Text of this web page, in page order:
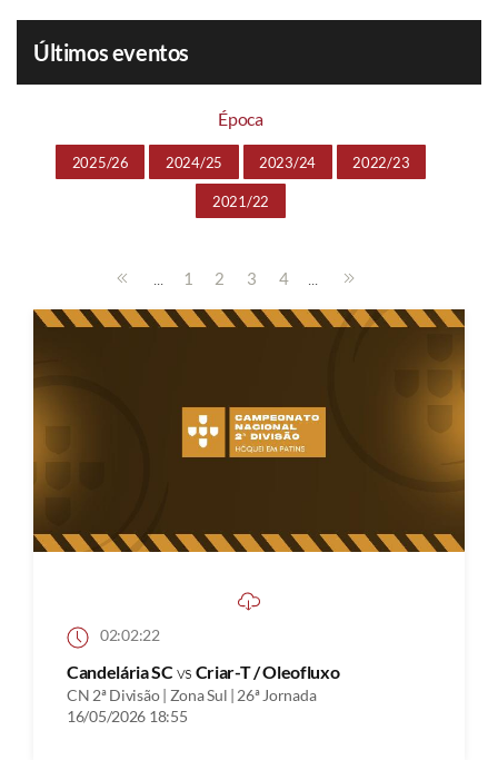
Últimos eventos
Época
2025/26 2024/25 2023/24 2022/23
2021/22
... 1 2 3 4 ...
02:02:22
Candelária SCvs Criar-T / Oleofluxo
CN 2ª Divisão | Zona Sul | 26ª Jornada
16/05/2026 18:55